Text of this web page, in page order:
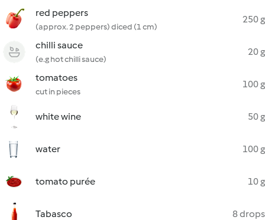
red peppers
(approx. 2 peppers) diced (1 cm)
250 g
chilli sauce
(e.g hot chilli sauce)
20 g
tomatoes
cut in pieces
100 g
white wine 50 g
water 100 g
tomato purée 10 g
Tabasco 8 drops